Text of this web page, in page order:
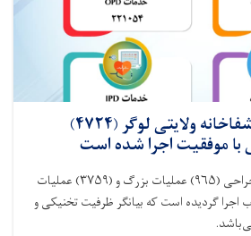
در سال گذشته در شفاخانه ولایتی لوگر (۴۷۲۴)
موفقیت اجرا شده است
(۹۶۵) عملیات بزرگ و (۳۷۵۹) عملیات
گردیده است که بیانگر ظرفیت تخنیکی و
.